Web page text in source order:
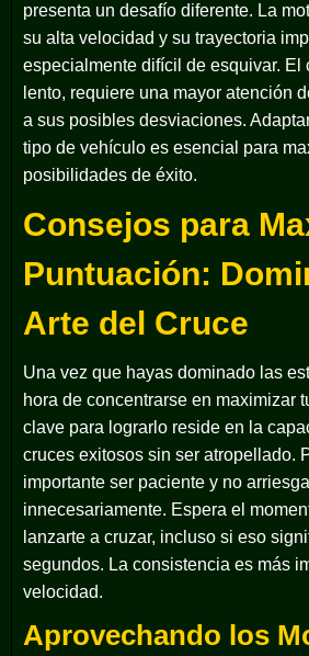
presenta un desafío diferente. La
su alta velocidad y su trayectoria
especialmente difícil de esquivar. El
lento, requiere una mayor atención
a sus posibles desviaciones.
tipo de vehículo es esencial para
posibilidades de éxito.
Consejos para
Puntuación:
Arte del Cruce
Una vez que hayas dominado las
hora de concentrarse en maximizar
clave para lograrlo reside en la
cruces exitosos sin ser atropellado.
importante ser paciente y no
innecesariamente. Espera el
lanzarte a cruzar, incluso si eso
segundos. La consistencia es más
velocidad.
Aprovechando los